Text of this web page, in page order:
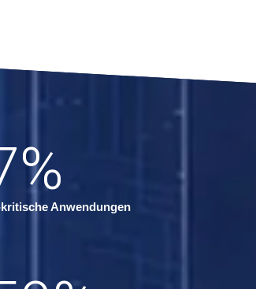
%
Anwendungen